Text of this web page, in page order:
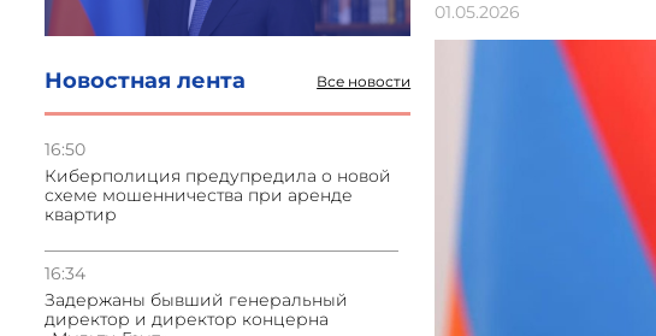
Новостная лента Все новости
16:50
Киберполиция предупредила о новой
схеме мошенничества при аренде
квартир
16:34
Задержаны бывший генеральный
директор и директор концерна
01.05.2026